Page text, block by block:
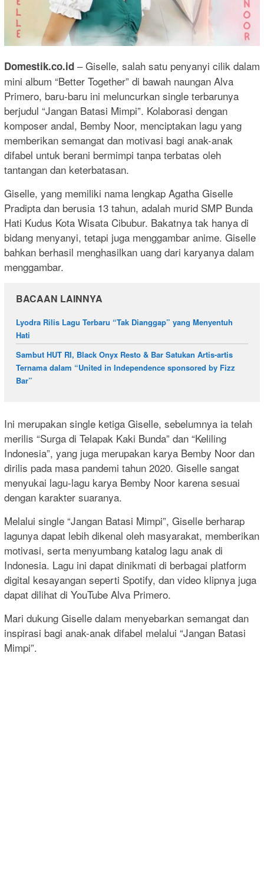
Domestik.co.id – Giselle, salah satu penyanyi cilik dalam
mini album “Better Together” di bawah naungan Alva
Primero, baru-baru ini meluncurkan single terbarunya
berjudul “Jangan Batasi Mimpi”. Kolaborasi dengan
komposer andal, Bemby Noor, menciptakan lagu yang
memberikan semangat dan motivasi bagi anak-anak
difabel untuk berani bermimpi tanpa terbatas oleh
tantangan dan keterbatasan.
Giselle, yang memiliki nama lengkap Agatha Giselle
Pradipta dan berusia 13 tahun, adalah murid SMP Bunda
Hati Kudus Kota Wisata Cibubur. Bakatnya tak hanya di
bidang menyanyi, tetapi juga menggambar anime. Giselle
bahkan berhasil menghasilkan uang dari karyanya dalam
menggambar.
BACAAN LAINNYA
Lyodra Rilis Lagu Terbaru “Tak Dianggap” yang Menyentuh
Hati
Sambut HUT RI, Black Onyx Resto & Bar Satukan Artis-artis
Ternama dalam “United in Independence sponsored by Fizz
Bar”
Ini merupakan single ketiga Giselle, sebelumnya ia telah
merilis “Surga di Telapak Kaki Bunda” dan “Keliling
Indonesia”, yang juga merupakan karya Bemby Noor dan
dirilis pada masa pandemi tahun 2020. Giselle sangat
menyukai lagu-lagu karya Bemby Noor karena sesuai
dengan karakter suaranya.
Melalui single “Jangan Batasi Mimpi”, Giselle berharap
lagunya dapat lebih dikenal oleh masyarakat, memberikan
motivasi, serta menyumbang katalog lagu anak di
Indonesia. Lagu ini dapat dinikmati di berbagai platform
digital kesayangan seperti Spotify, dan video klipnya juga
dapat dilihat di YouTube Alva Primero.
Mari dukung Giselle dalam menyebarkan semangat dan
inspirasi bagi anak-anak difabel melalui “Jangan Batasi
Mimpi”.